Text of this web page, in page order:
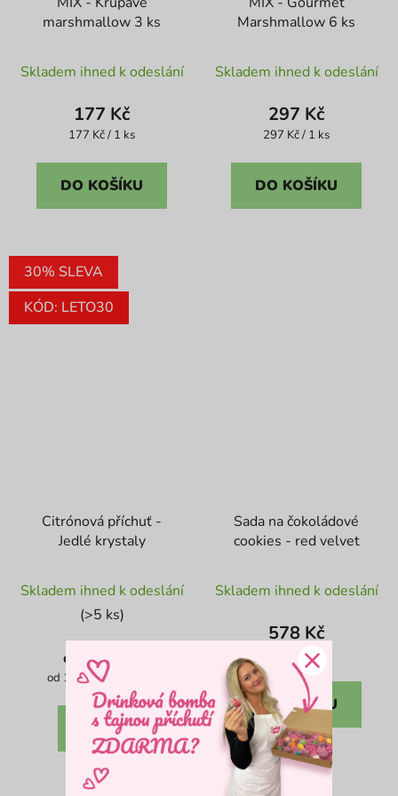
marshmallow 3 ks
hodnocení
produktu
je
z
Skladem ihned k odeslání
177 Kč
Měrná
177 Kč / 1 ks
DO KOŠÍKU
Marshmallow 6 ks
hodnocení
produktu
je
z
Skladem ihned k odeslání
297 Kč
Měrná
297 Kč / 1 ks
DO KOŠÍKU
30% SLEVA
KÓD: LETO30
Citrónová příchuť -
Jedlé krystaly
hodnocení
produktu
je
4,3
z
5
hvězdiček.
Skladem ihned k odeslání
(>5 ks)
od 187 Kč
Měrná
od 119,40 Kč / 100 g
DETAIL
Sada na čokoládové
cookies - red velvet
hodnocení
produktu
je
5,0
z
5
hvězdiček.
Skladem ihned k odeslání
578 Kč
cena:
578 Kč / 1 ks
DO KOŠÍKU